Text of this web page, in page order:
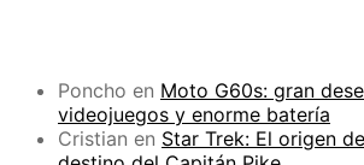
Poncho en Moto G60s: gran
videojuegos y enorme batería
Cristian en Star Trek: El origen